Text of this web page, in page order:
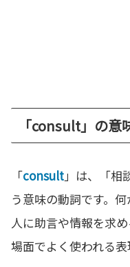
「consult」の意
「consult」は、「相
う意味の動詞です。
人に助言や情報を求
場面でよく使われる表